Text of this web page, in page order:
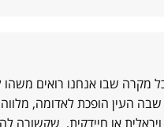
שבו אנחנו רואים משהו
העין הופכת לאדומה, מלווה
או חיידקית, שקשורה